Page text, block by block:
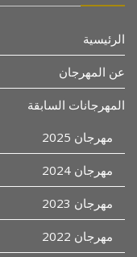
الرئيسية
عن المهرجان
المهرجانات السابقة
مهرجان 2025
مهرجان 2024
مهرجان 2023
مهرجان 2022